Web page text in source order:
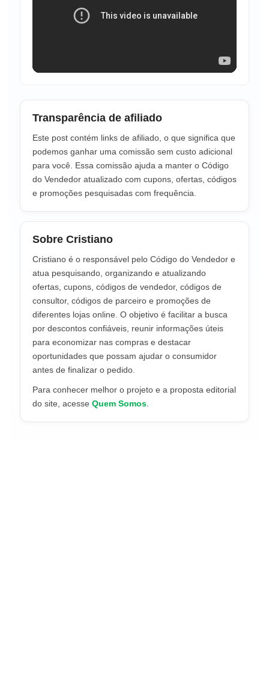
Transparência de afiliado
Este post contém links de afiliado, o que significa que
podemos ganhar uma comissão sem custo adicional
para você. Essa comissão ajuda a manter o Código
do Vendedor atualizado com cupons, ofertas, códigos
e promoções pesquisadas com frequência.
Sobre Cristiano
Cristiano é o responsável pelo Código do Vendedor e
atua pesquisando, organizando e atualizando
ofertas, cupons, códigos de vendedor, códigos de
consultor, códigos de parceiro e promoções de
diferentes lojas online. O objetivo é facilitar a busca
por descontos confiáveis, reunir informações úteis
para economizar nas compras e destacar
oportunidades que possam ajudar o consumidor
antes de finalizar o pedido.
Para conhecer melhor o projeto e a proposta editorial
do site, acesse Quem Somos